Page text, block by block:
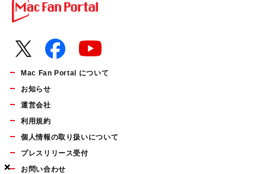
×
×
×
Mac Fan Portal について
お知らせ
運営会社
利用規約
個人情報の取り扱いについて
プレスリリース受付
お問い合わせ